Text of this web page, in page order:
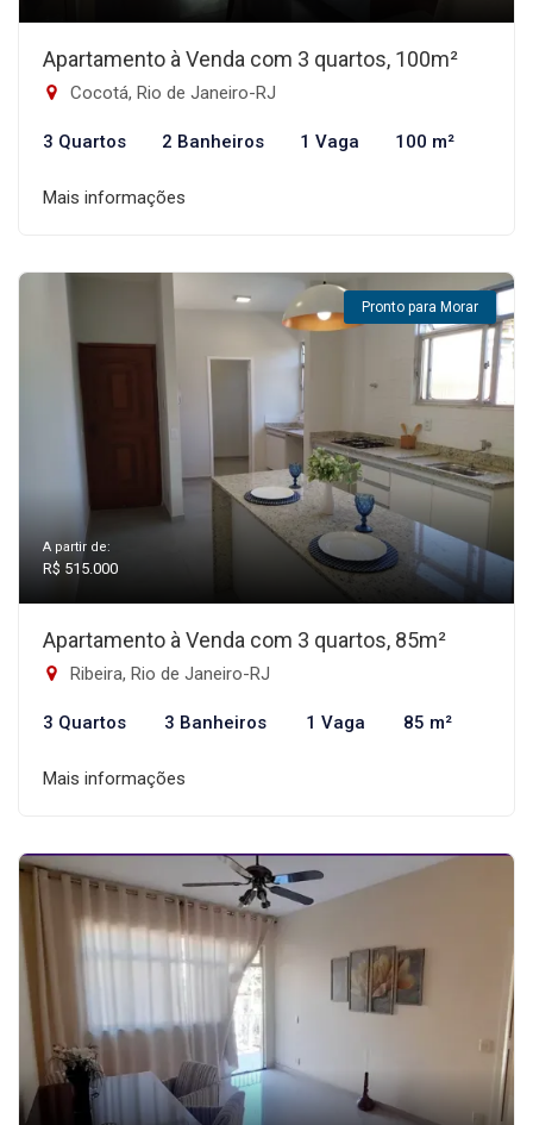
Apartamento à Venda com 3 quartos, 100m²
Cocotá, Rio de Janeiro-RJ
3 Quartos 2 Banheiros 1 Vaga 100 m²
Mais informações
Pronto para Morar
A partir de:
R$ 515.000
Apartamento à Venda com 3 quartos, 85m²
Ribeira, Rio de Janeiro-RJ
3 Quartos 3 Banheiros 1 Vaga 85 m²
Mais informações